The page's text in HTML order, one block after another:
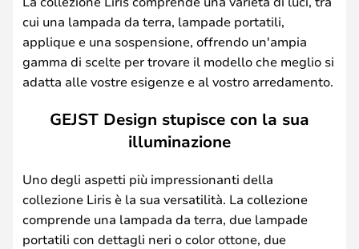
cui una lampada da terra, lampade portatili,
applique e una sospensione, offrendo un'ampia
gamma di scelte per trovare il modello che meglio si
adatta alle vostre esigenze e al vostro arredamento.
GEJST Design stupisce con la sua
illuminazione
Uno degli aspetti più impressionanti della
collezione Liris è la sua versatilità. La collezione
comprende una lampada da terra, due lampade
portatili con dettagli neri o color ottone, due